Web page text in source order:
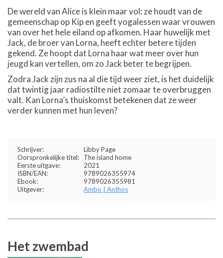
De wereld van Alice is klein maar vol: ze houdt van de
gemeenschap op Kip en geeft yogalessen waar vrouwen
van over het hele eiland op afkomen. Haar huwelijk met
Jack, de broer van Lorna, heeft echter betere tijden
gekend. Ze hoopt dat Lorna haar wat meer over hun
jeugd kan vertellen, om zo Jack beter te begrijpen.
Zodra Jack zijn zus na al die tijd weer ziet, is het duidelijk
dat twintig jaar radiostilte niet zomaar te overbruggen
valt. Kan Lorna’s thuiskomst betekenen dat ze weer
verder kunnen met hun leven?
Schrijver:
Libby Page
Oorspronkelijke titel:
The island home
Eerste uitgave:
2021
ISBN/EAN:
9789026355974
Ebook:
9789026355981
Uitgever:
Ambo | Anthos
Het zwembad